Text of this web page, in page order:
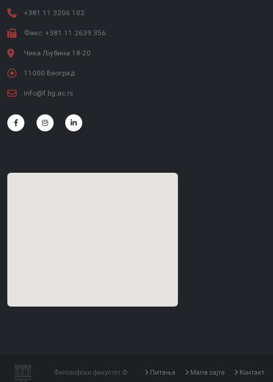
+381 11 3206 102
Факс: +381 11 2639 356
Чика Љубина 18-20
11000 Београд
info@f.bg.ac.rs
Филозофски факултет © Питања Мапа сајта Контакт